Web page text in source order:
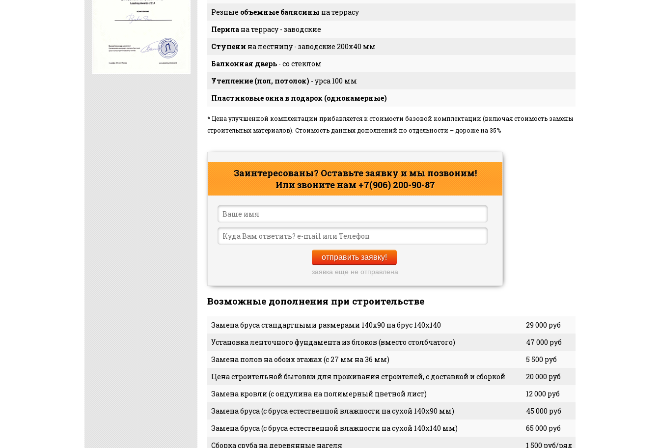
Резные объемные балясины на террасу
Перила на террасу - заводские
Ступени на лестницу - заводские 200х40 мм
Балконная дверь - со стеклом
Утепление (пол, потолок) - урса 100 мм
Пластиковые окна в подарок (однокамерные)
* Цена улучшенной комплектации прибавляется к стоимости базовой комплектации (включая стоимость замены
строительных материалов). Стоимость данных дополнений по отдельности – дороже на 35%
Заинтересованы? Оставьте заявку и мы позвоним!
Или звоните нам +7(906) 200-90-87
отправить заявку!
заявка еще не отправлена
Возможные дополнения при строительстве
Замена бруса стандартными размерами 140x90 на брус 140x140
29 000 руб
Установка ленточного фундамента из блоков (вместо столбчатого)
47 000 руб
Замена полов на обоих этажах (с 27 мм на 36 мм)
5 500 руб
Цена строительной бытовки для проживания строителей, с доставкой и сборкой
20 000 руб
Замена кровли (с ондулина на полимерный цветной лист)
12 000 руб
Замена бруса (с бруса естественной влажности на сухой 140x90 мм)
45 000 руб
Замена бруса (с бруса естественной влажности на сухой 140x140 мм)
65 000 руб
Сборка сруба на деревянные нагеля
1 500 руб/ряд